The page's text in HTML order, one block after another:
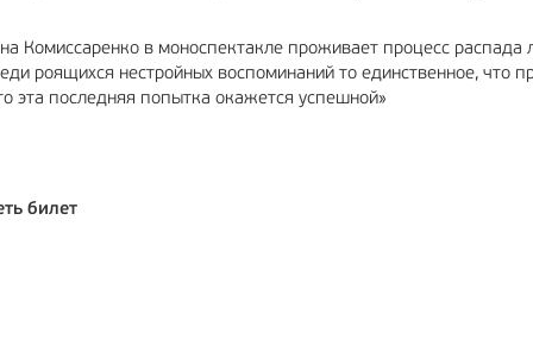
Комиссаренко в моноспектакле проживает процесс распада
роящихся нестройных воспоминаний то единственное, что
эта последняя попытка окажется успешной»
билет